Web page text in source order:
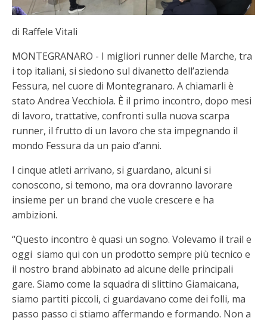
di Raffele Vitali
MONTEGRANARO - I migliori runner delle Marche, tra
i top italiani, si siedono sul divanetto dell’azienda
Fessura, nel cuore di Montegranaro. A chiamarli è
stato Andrea Vecchiola. È il primo incontro, dopo mesi
di lavoro, trattative, confronti sulla nuova scarpa
runner, il frutto di un lavoro che sta impegnando il
mondo Fessura da un paio d’anni.
I cinque atleti arrivano, si guardano, alcuni si
conoscono, si temono, ma ora dovranno lavorare
insieme per un brand che vuole crescere e ha
ambizioni.
“Questo incontro è quasi un sogno. Volevamo il trail e
oggi siamo qui con un prodotto sempre più tecnico e
il nostro brand abbinato ad alcune delle principali
gare. Siamo come la squadra di slittino Giamaicana,
siamo partiti piccoli, ci guardavano come dei folli, ma
passo passo ci stiamo affermando e formando. Non a